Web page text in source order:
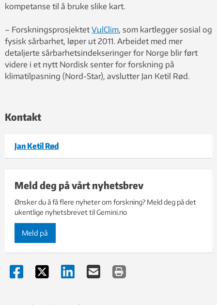
kompetanse til å bruke slike kart.
– Forskningsprosjektet VulClim, som kartlegger sosial og
fysisk sårbarhet, løper ut 2011. Arbeidet med mer
detaljerte sårbarhetsindekseringer for Norge blir ført
videre i et nytt Nordisk senter for forskning på
klimatilpasning (Nord-Star), avslutter Jan Ketil Rød.
Kontakt
Jan Ketil Rød
Meld deg på vårt nyhetsbrev
Ønsker du å få flere nyheter om forskning? Meld deg på det
ukentlige nyhetsbrevet til Gemini.no
Meld på